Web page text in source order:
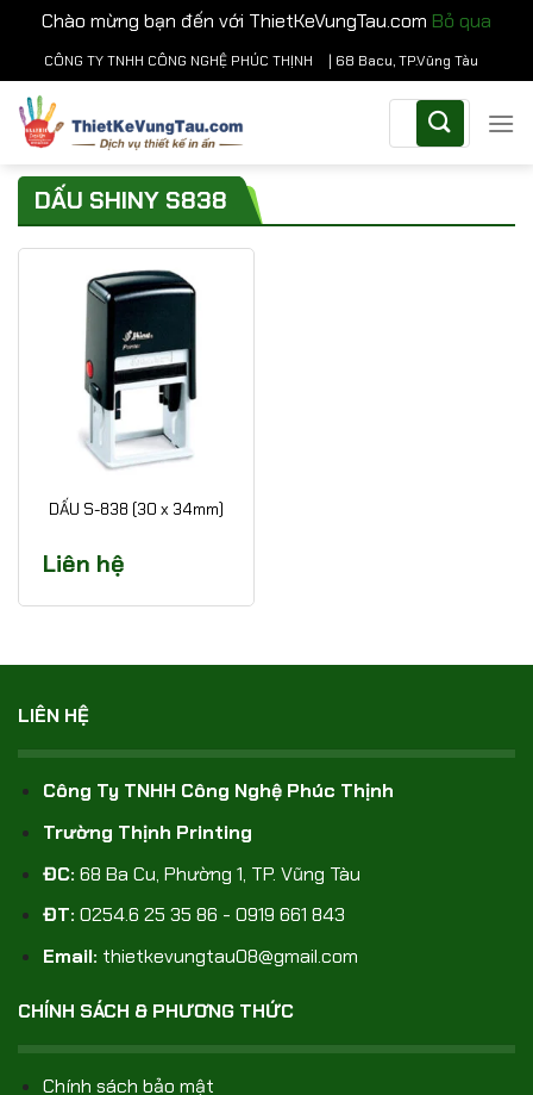
Chào mừng bạn đến với ThietKeVungTau.com Bỏ qua
Chuyển
đến
nội
dung
CÔNG TY TNHH CÔNG NGHỆ PHÚC THỊNH | 68 Bacu, TP.Vũng Tàu
kiếm:
DẤU SHINY S838
DẤU S-838 (30 x 34mm)
Liên hệ
LIÊN HỆ
Công Ty TNHH Công Nghệ Phúc Thịnh
Trường Thịnh Printing
ĐC: 68 Ba Cu, Phường 1, TP. Vũng Tàu
ĐT: 0254.6 25 35 86 - 0919 661 843
Email: thietkevungtau08@gmail.com
CHÍNH SÁCH & PHƯƠNG THỨC
Chính sách bảo mật